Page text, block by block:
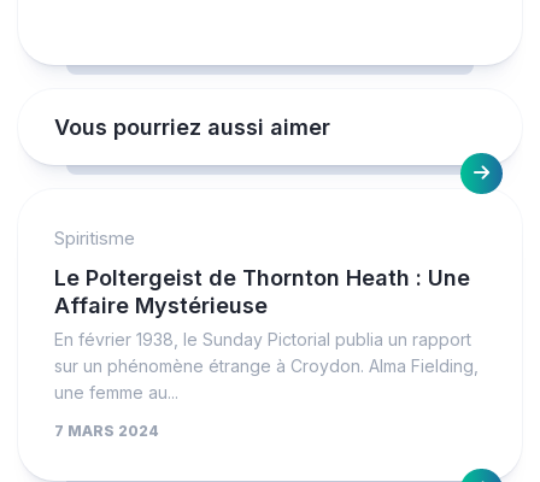
Vous pourriez aussi aimer
Spiritisme
Le Poltergeist de Thornton Heath : Une
Affaire Mystérieuse
En février 1938, le Sunday Pictorial publia un rapport
sur un phénomène étrange à Croydon. Alma Fielding,
une femme au...
7 MARS 2024